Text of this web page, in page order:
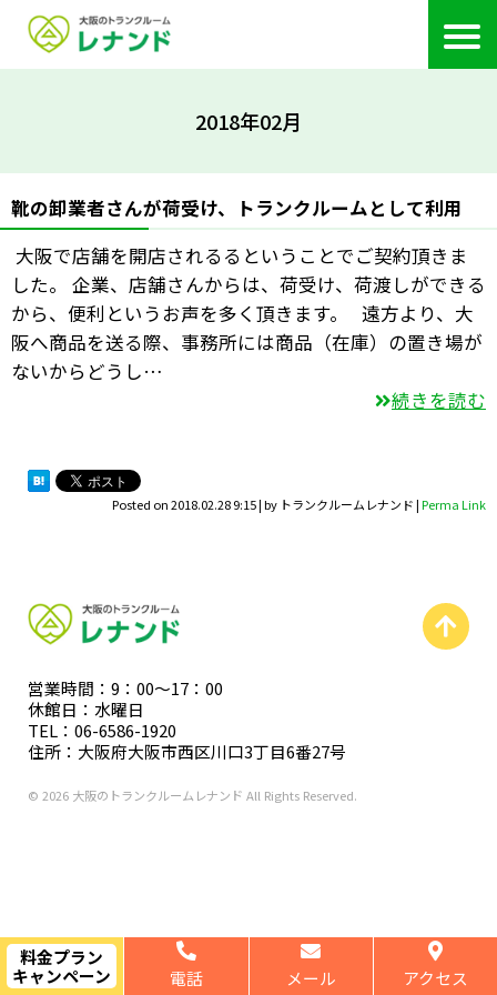
2018年02月
靴の卸業者さんが荷受け、トランクルームとして利用
大阪で店舗を開店されるるということでご契約頂きま
した。 企業、店舗さんからは、荷受け、荷渡しができる
から、便利というお声を多く頂きます。 遠方より、大
阪へ商品を送る際、事務所には商品（在庫）の置き場が
ないからどうし…
続きを読む
Posted on2018.02.28 9:15|by トランクルームレナンド|Perma Link
営業時間：9：00〜17：00
休館日：水曜日
TEL：06-6586-1920
住所：大阪府大阪市西区川口3丁目6番27号
© 2026 大阪のトランクルームレナンド All Rights Reserved.
料金プラン
キャンペーン
電話 メール アクセス